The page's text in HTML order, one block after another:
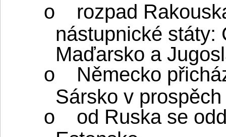
o
rozpad
nástupnické státy:
Maďarsko a
o
Německo
Sársko v
o
od Ruska se